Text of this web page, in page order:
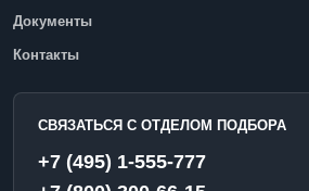
Документы
Контакты
СВЯЗАТЬСЯ С ОТДЕЛОМ ПОДБОРА
+7 (495) 1-555-777